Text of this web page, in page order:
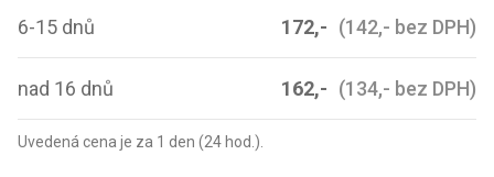
6-15 dnů 172,- (142,- bez DPH)
nad 16 dnů 162,- (134,- bez DPH)
Uvedená cena je za 1 den (24 hod.).